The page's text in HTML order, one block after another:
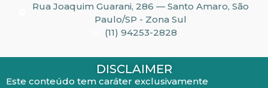
Rua Joaquim Guarani, 286 — Santo Amaro, São
Paulo/SP - Zona Sul
(11) 94253-2828
DISCLAIMER
Este conteúdo tem caráter exclusivamente